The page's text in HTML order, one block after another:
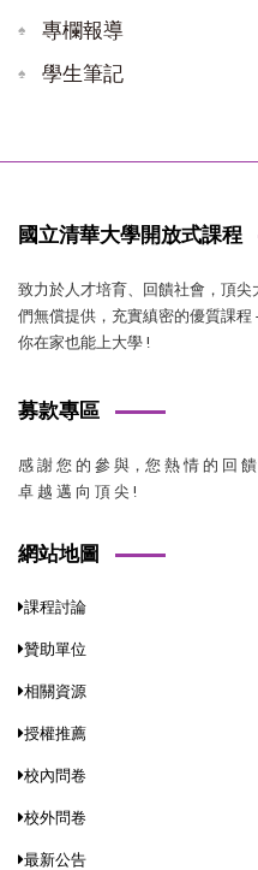
專欄報導
學生筆記
國立清華大學開放式課程
致力於人才培育、回饋社會，頂尖
們無償提供，充實縝密的優質課程
你在家也能上大學 !
募款專區
感 謝 您 的 參 與，您 熱 情 的 回
卓 越 邁 向 頂 尖 !
網站地圖
課程討論
贊助單位
相關資源
授權推薦
校內問卷
校外問卷
最新公告